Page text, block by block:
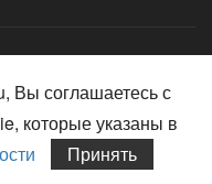
Вы соглашаетесь с
которые указаны в
Принять